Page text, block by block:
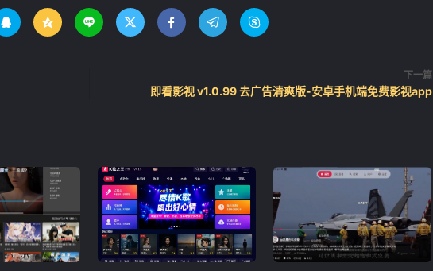
      
下一篇
即看影视 v1.0.99 去广告清爽版-安卓手机端免费影视app